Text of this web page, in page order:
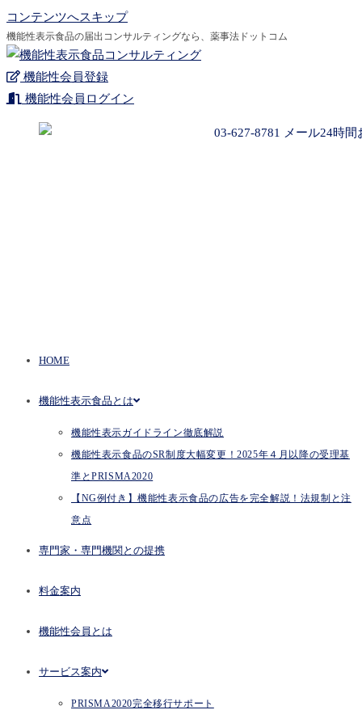
コンテンツへスキップ
機能性表示食品の届出コンサルティングなら、薬事法ドットコム
機能性会員登録
機能性会員ログイン
HOME
機能性表示食品とは
機能性表示ガイドライン徹底解説
機能性表示食品のSR制度大幅変更！2025年４月以降の受理基
準とPRISMA2020
【NG例付き】機能性表示食品の広告を完全解説！法規制と注
意点
専門家・専門機関との提携
料金案内
機能性会員とは
サービス案内
PRISMA2020完全移行サポート